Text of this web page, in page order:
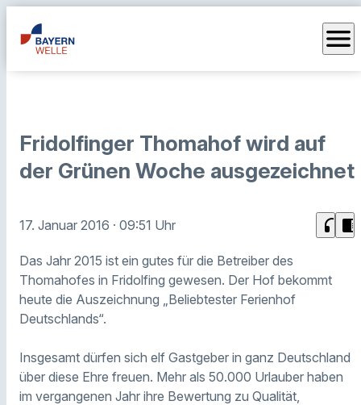
menu
Fridolfinger Thomahof wird auf
der Grünen Woche ausgezeichnet
17. Januar 2016 · 09:51 Uhr headphones chrome_reader_mode
Das Jahr 2015 ist ein gutes für die Betreiber des
Thomahofes in Fridolfing gewesen. Der Hof bekommt
heute die Auszeichnung „Beliebtester Ferienhof
Deutschlands“.
Insgesamt dürfen sich elf Gastgeber in ganz Deutschland
über diese Ehre freuen. Mehr als 50.000 Urlauber haben
im vergangenen Jahr ihre Bewertung zu Qualität,